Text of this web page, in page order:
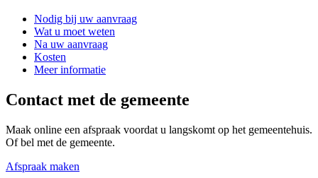
Nodig bij uw aanvraag
Wat u moet weten
Na uw aanvraag
Kosten
Meer informatie
Contact met de gemeente
Maak online een afspraak voordat u langskomt op het gemeentehuis.
Of bel met de gemeente.
Afspraak maken